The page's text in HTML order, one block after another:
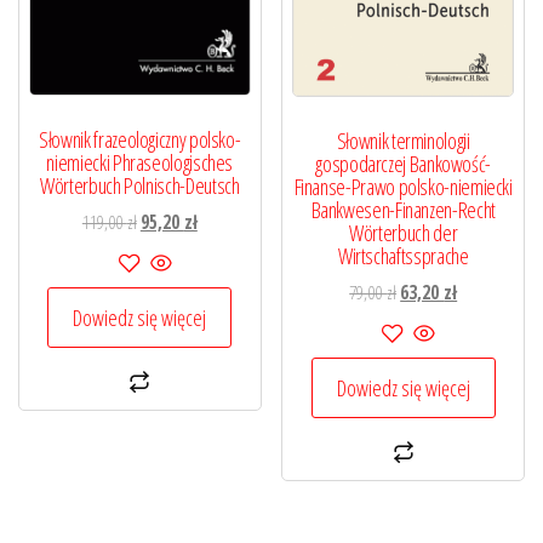
Słownik frazeologiczny polsko-
niemiecki Phraseologisches
Wörterbuch Polnisch-Deutsch
119,00złPierwotna
cena
wynosiła:
119,00 zł.
95,20 złAktualna
95,20 zł.
Dowiedz się więcej
Słownik terminologii
gospodarczej Bankowość-
Finanse-Prawo polsko-niemiecki
Bankwesen-Finanzen-Recht
Wörterbuch der
Wirtschaftssprache
79,00złPierwotna
cena
wynosiła:
79,00 zł.
63,20 złAktualna
63,20 zł.
Dowiedz się więcej